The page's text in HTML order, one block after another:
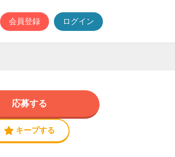
会員登録 ログイン
キープする
応募する